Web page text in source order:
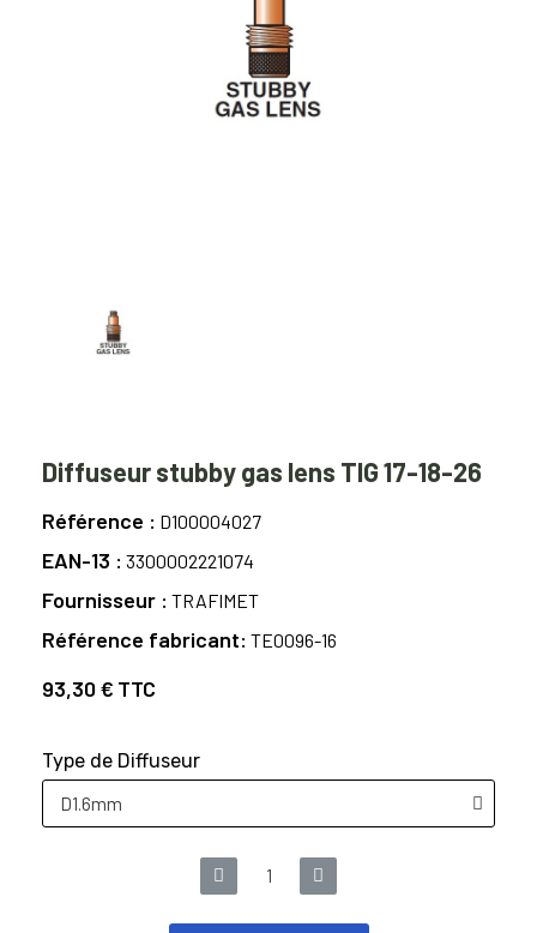
Diffuseur stubby gas lens TIG 17-18-26
Référence D100004027
EAN-13 3300002221074
Fournisseur TRAFIMET
Référence fabricant TE0096-16
93,30 € TTC
Type de Diffuseur